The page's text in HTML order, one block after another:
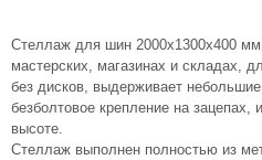
Стеллаж для шин 2000х1300х400
мастерских, магазинах и складах,
без дисков, выдерживает
безболтовое крепление на зацепах,
высоте.
Стеллаж выполнен полностью из